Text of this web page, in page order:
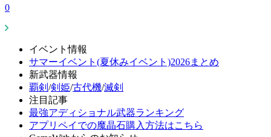
0
イベント情報
サマーイベント(夏休みイベント)2026まとめ
新武器情報
覇剣 /剣姫/古代機/滅剣
注目記事
最強アディショナル武器ランキング
アプリペイでの魔晶石購入方法はこちら